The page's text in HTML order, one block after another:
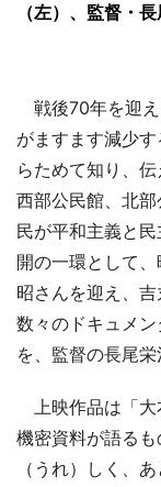
（左）、監督・
戦後70年を迎え
がますます減少
らためて知り、
西部公民館、北
民が平和主義と
開の一環として
昭さんを迎え、
数々のドキュメ
を、監督の長尾栄
上映作品は「大
機密資料が語る
（うれ）しく、